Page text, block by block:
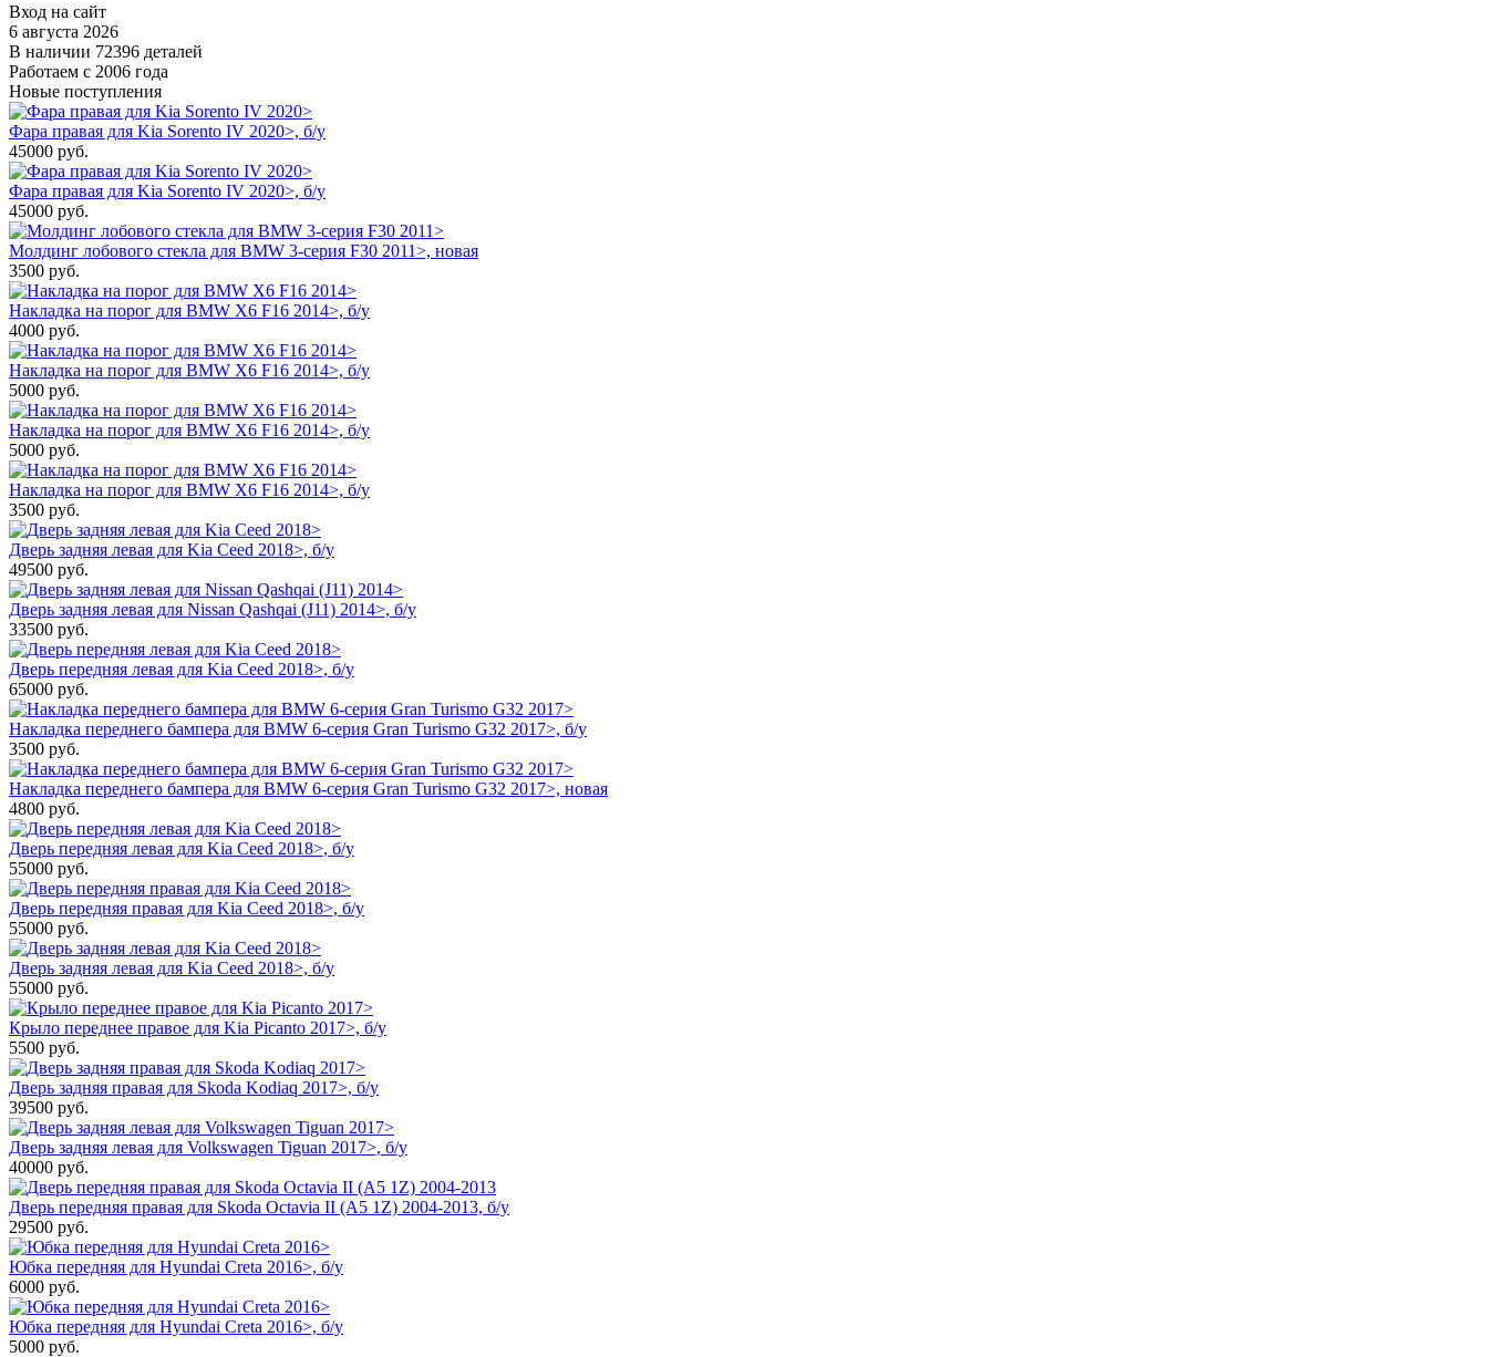
Вход на сайт
6 августа 2026
В наличии 72396 деталей
Работаем с 2006 года
Новые поступления
Фара правая для Kia Sorento IV 2020>, б/у
45000 руб.
Фара правая для Kia Sorento IV 2020>, б/у
45000 руб.
Молдинг лобового стекла для BMW 3-серия F30 2011>, новая
3500 руб.
Накладка на порог для BMW X6 F16 2014>, б/у
4000 руб.
Накладка на порог для BMW X6 F16 2014>, б/у
5000 руб.
Накладка на порог для BMW X6 F16 2014>, б/у
5000 руб.
Накладка на порог для BMW X6 F16 2014>, б/у
3500 руб.
Дверь задняя левая для Kia Ceed 2018>, б/у
49500 руб.
Дверь задняя левая для Nissan Qashqai (J11) 2014>, б/у
33500 руб.
Дверь передняя левая для Kia Ceed 2018>, б/у
65000 руб.
Накладка переднего бампера для BMW 6-серия Gran Turismo G32 2017>, б/у
3500 руб.
Накладка переднего бампера для BMW 6-серия Gran Turismo G32 2017>, новая
4800 руб.
Дверь передняя левая для Kia Ceed 2018>, б/у
55000 руб.
Дверь передняя правая для Kia Ceed 2018>, б/у
55000 руб.
Дверь задняя левая для Kia Ceed 2018>, б/у
55000 руб.
Крыло переднее правое для Kia Picanto 2017>, б/у
5500 руб.
Дверь задняя правая для Skoda Kodiaq 2017>, б/у
39500 руб.
Дверь задняя левая для Volkswagen Tiguan 2017>, б/у
40000 руб.
Дверь передняя правая для Skoda Octavia II (A5 1Z) 2004-2013, б/у
29500 руб.
Юбка передняя для Hyundai Creta 2016>, б/у
6000 руб.
Юбка передняя для Hyundai Creta 2016>, б/у
5000 руб.